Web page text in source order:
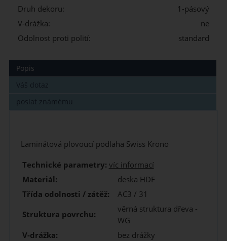
Druh dekoru:
1-pásový
V-drážka:
ne
Odolnost proti polití:
standard
Popis
Váš dotaz
poslat známému
Laminátová plovoucí podlaha Swiss Krono
Technické parametry: víc informací
Materiál:
deska HDF
Třída odolnosti / zátěž:
AC3 / 31
Struktura povrchu:
věrná struktura dřeva -
WG
V-drážka:
bez drážky